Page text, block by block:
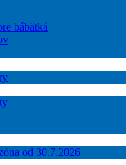
bábätká
od 30.7.2026